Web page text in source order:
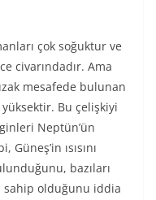
çok soğuktur ve
civarındadır. Ama
mesafede bulunan
Bu çelişkiyi
Neptün’ün
ısısını
bazıları
sahip olduğunu iddia